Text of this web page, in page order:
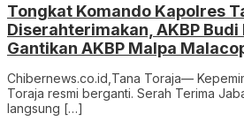
Tongkat Komando Kapolres
Diserahterimakan, AKBP Budi
Gantikan AKBP Malpa
Chibernews.co.id,Tana Toraja—
Toraja resmi berganti. Serah Terima
langsung […]